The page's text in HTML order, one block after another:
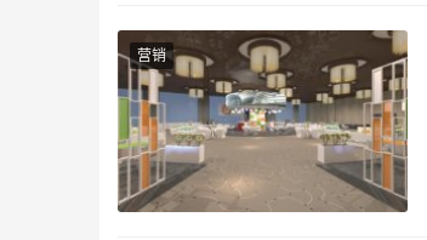
营销